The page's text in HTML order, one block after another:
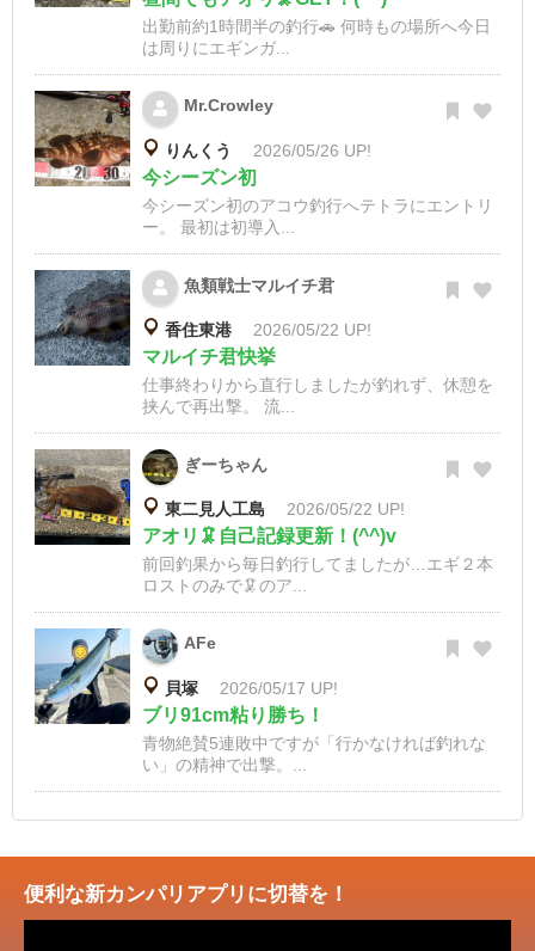
出勤前約1時間半の釣行🚗 何時もの場所へ今日
は周りにエギンガ...
Mr.Crowley
りんくう 2026/05/26 UP!
今シーズン初
今シーズン初のアコウ釣行へテトラにエントリ
ー。 最初は初導入...
魚類戦士マルイチ君
香住東港 2026/05/22 UP!
マルイチ君快挙
仕事終わりから直行しましたが釣れず、休憩を
挟んで再出撃。 流...
ぎーちゃん
東二見人工島 2026/05/22 UP!
アオリ🦑自己記録更新！(^^)v
前回釣果から毎日釣行してましたが…エギ２本
ロストのみで🦑のア...
AFe
貝塚 2026/05/17 UP!
ブリ91cm粘り勝ち！
青物絶賛5連敗中ですが「行かなければ釣れな
い」の精神で出撃。...
便利な新カンパリアプリに切替を！